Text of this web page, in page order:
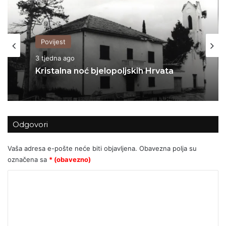
Povijest
3 tjedna ago
Kristalna noć bjelopoljskih Hrvata
Odgovori
Vaša adresa e-pošte neće biti objavljena. Obavezna polja su
označena sa * (obavezno)